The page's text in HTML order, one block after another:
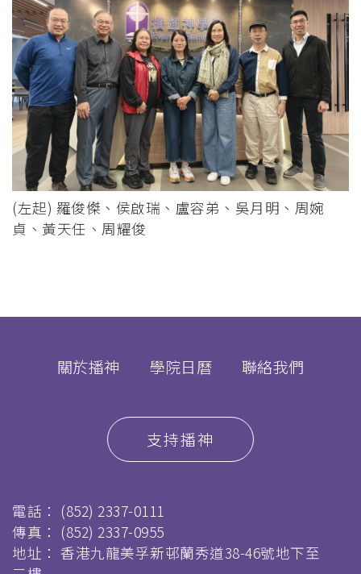
(左起) 羅俊𠎀、侯啟瑞、盧容弟、吳月明、周婉
貞、黃天任、周耀俊
關於播神 學院日曆 聯絡我們
支持播神
電話： (852) 2337-0111
傳真： (852) 2337-0955
地址： 香港九龍美孚新邨蘭秀道38-46號地下至